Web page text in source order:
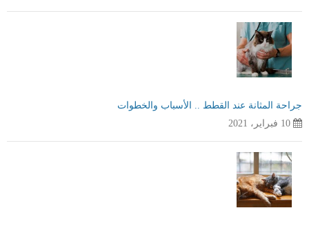
جراحة المثانة عند القطط .. الأسباب والخطوات
10 فبراير، 2021